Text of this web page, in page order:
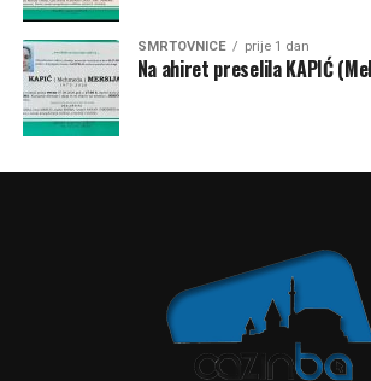
SMRTOVNICE prije 1 dan
Na ahiret preselila KAPIĆ